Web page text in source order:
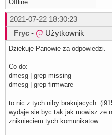
Offline
2021-07-22 18:30:23
Fryc - Użytkownik
Dziekuje Panowie za odpowiedzi.
Co do:
dmesg | grep missing
dmesg | grep firmware
to nic z tych niby brakujacych
wydaje sie byc tak jak mowisz ze
zniknieciem tych komunikatow.